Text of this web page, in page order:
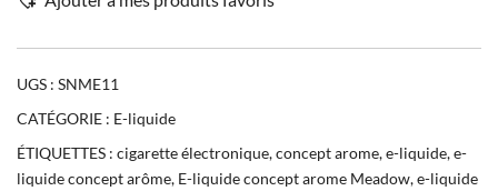
UGS : SNME11
CATÉGORIE : E-liquide
ÉTIQUETTES : cigarette électronique,concept arome,e-liquide,e-
liquide concept arôme, E-liquide concept arome Meadow,e-liquide